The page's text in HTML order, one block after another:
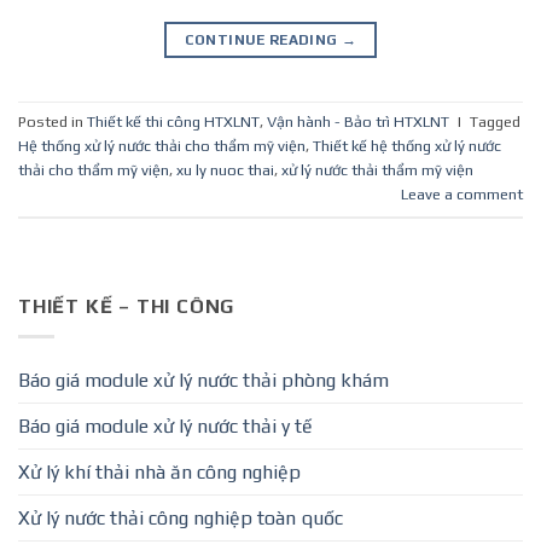
CONTINUE READING →
Posted in Thiết kế thi công HTXLNT, Vận hành - Bảo trì HTXLNT | Tagged
Hệ thống xử lý nước thải cho thẩm mỹ viện, Thiết kế hệ thống xử lý nước
thải cho thẩm mỹ viện, xu ly nuoc thai, xử lý nước thải thẩm mỹ viện
Leave a comment
THIẾT KẾ – THI CÔNG
Báo giá module xử lý nước thải phòng khám
Báo giá module xử lý nước thải y tế
Xử lý khí thải nhà ăn công nghiệp
Xử lý nước thải công nghiệp toàn quốc